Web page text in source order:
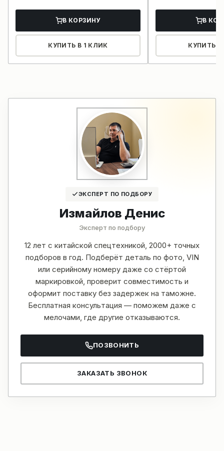
В КОРЗИНУ
КУПИТЬ В 1 КЛИК
В
КУПИТЬ В
ЭКСПЕРТ ПО ПОДБОРУ
Измайлов Денис
Эксперт по подбору
12 лет с китайской спецтехникой, 2000+ точных
подборов в год. Подберёт деталь по фото, VIN
или серийному номеру даже со стёртой
маркировкой, проверит совместимость и
оформит поставку без задержек на таможне.
Бесплатная консультация — поможем даже с
мелочами, где другие отказываются.
ПОЗВОНИТЬ
ЗАКАЗАТЬ ЗВОНОК